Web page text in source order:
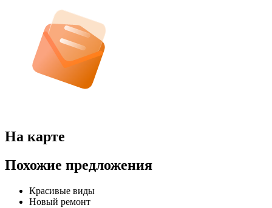
На карте
Похожие предложения
Красивые виды
Новый ремонт